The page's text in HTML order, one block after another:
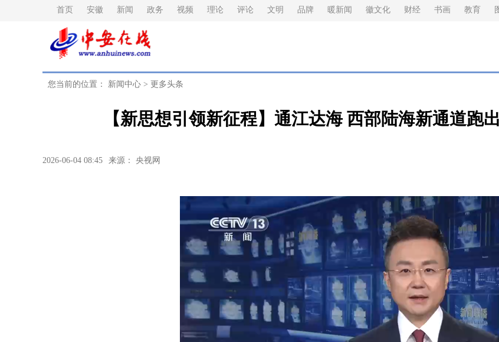
首页 安徽 新闻 政务 视频 理论 评论 文明 品牌 暖新闻 徽文化 财经 书画 教育
您当前的位置： 新闻中心 > 更多头条
【新思想引领新征程】通江达海 西部陆海新通道跑
2026-06-04 08:45 来源： 央视网